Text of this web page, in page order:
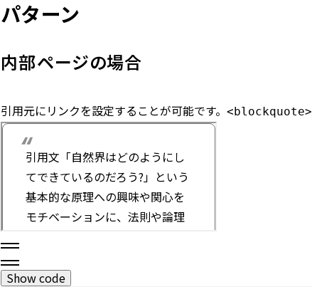
パターン
内部ページの場合
引用元にリンクを設定することが可能です。 <blockquote>
Show code